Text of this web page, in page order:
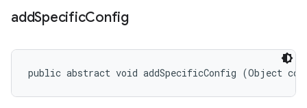
addSpecificConfig
public abstract void addSpecificConfig (Object